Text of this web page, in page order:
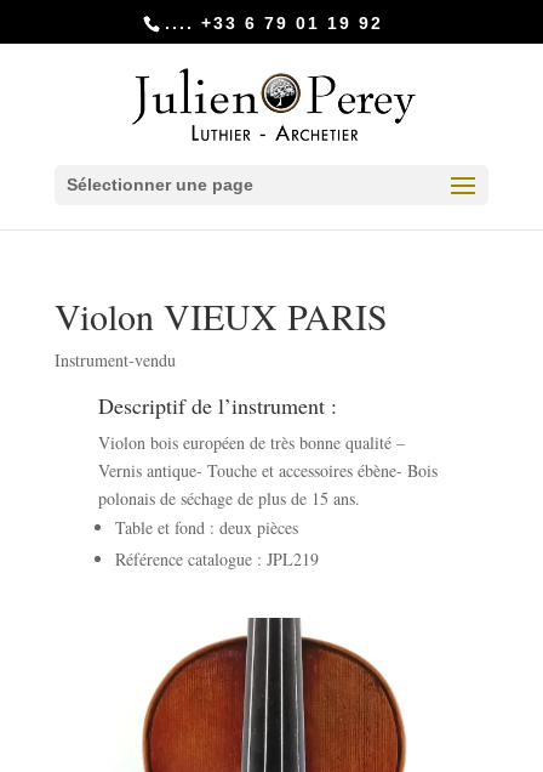
.... +33 6 79 01 19 92
Sélectionner une page
Violon VIEUX PARIS
Instrument-vendu
Descriptif de l’instrument :
Violon bois européen de très bonne qualité –
Vernis antique- Touche et accessoires ébène- Bois
polonais de séchage de plus de 15 ans.
Table et fond : deux pièces
Référence catalogue : JPL219